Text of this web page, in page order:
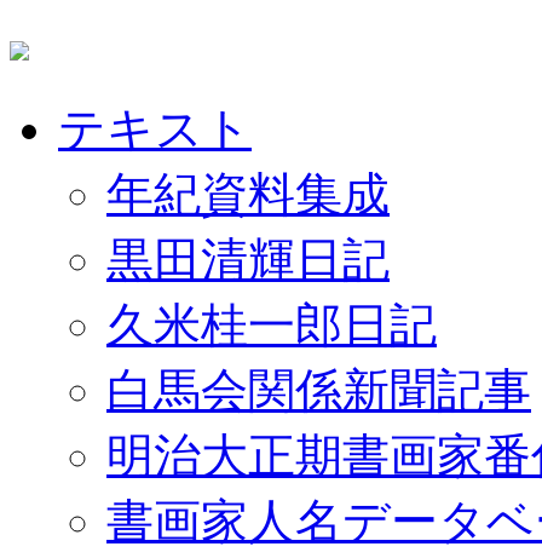
テキスト
年紀資料集成
黒田清輝日記
久米桂一郎日記
白馬会関係新聞記事
明治大正期書画家
書画家人名データ